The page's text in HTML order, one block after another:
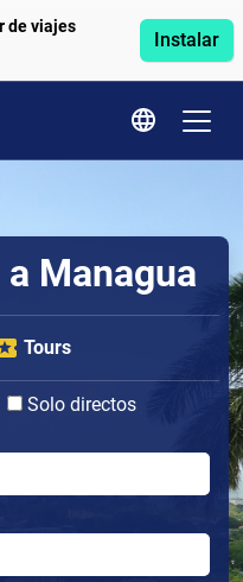
de viajes
Instalar
Managua
Tours
Solo directos